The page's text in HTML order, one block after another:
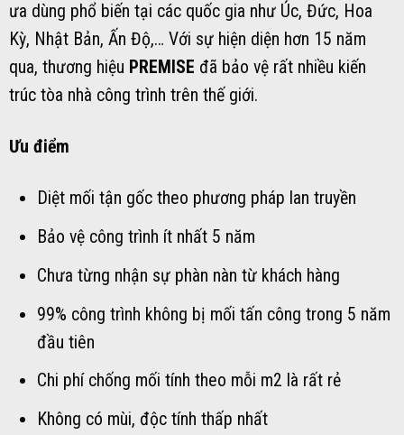
ưa dùng phổ biến tại các quốc gia như Úc, Đức, Hoa
Kỳ, Nhật Bản, Ấn Độ,… Với sự hiện diện hơn 15 năm
qua, thương hiệu PREMISE đã bảo vệ rất nhiều kiến
trúc tòa nhà công trình trên thế giới.
Ưu điểm
Diệt mối tận gốc theo phương pháp lan truyền
Bảo vệ công trình ít nhất 5 năm
Chưa từng nhận sự phàn nàn từ khách hàng
99% công trình không bị mối tấn công trong 5 năm
đầu tiên
Chi phí chống mối tính theo mỗi m2 là rất rẻ
Không có mùi, độc tính thấp nhất